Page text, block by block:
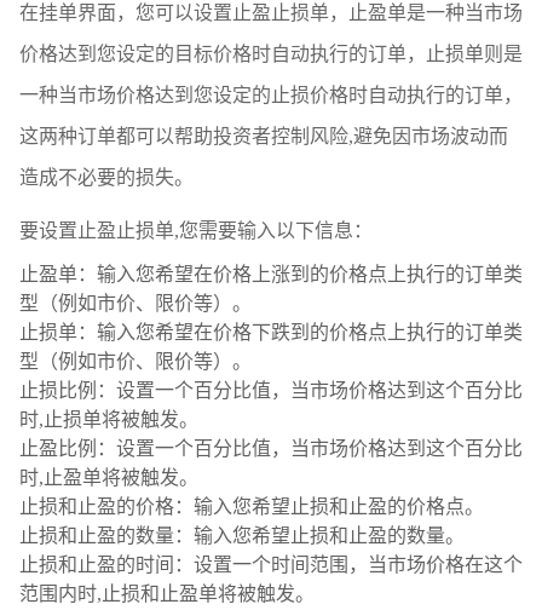
在挂单界面，您可以设置止盈止损单，止盈单是一种当市场
价格达到您设定的目标价格时自动执行的订单，止损单则是
一种当市场价格达到您设定的止损价格时自动执行的订单，
这两种订单都可以帮助投资者控制风险,避免因市场波动而
造成不必要的损失。
要设置止盈止损单,您需要输入以下信息：
止盈单：输入您希望在价格上涨到的价格点上执行的订单类
型（例如市价、限价等）。
止损单：输入您希望在价格下跌到的价格点上执行的订单类
型（例如市价、限价等）。
止损比例：设置一个百分比值，当市场价格达到这个百分比
时,止损单将被触发。
止盈比例：设置一个百分比值，当市场价格达到这个百分比
时,止盈单将被触发。
止损和止盈的价格：输入您希望止损和止盈的价格点。
止损和止盈的数量：输入您希望止损和止盈的数量。
止损和止盈的时间：设置一个时间范围，当市场价格在这个
范围内时,止损和止盈单将被触发。